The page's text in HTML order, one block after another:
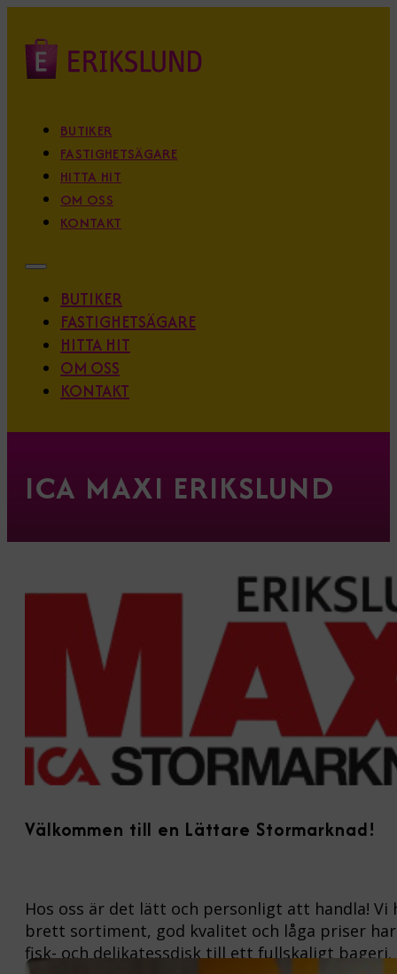
BUTIKER
FASTIGHETSÄGARE
HITTA HIT
OM OSS
KONTAKT
BUTIKER
FASTIGHETSÄGARE
HITTA HIT
OM OSS
KONTAKT
ICA MAXI ERIKSLUND
Välkommen till en Lättare Stormarknad!
Hos oss är det lätt och personligt att handla!
brett sortiment, god kvalitet och låga priser
fisk- och delikatessdisk till ett fullskaligt bageri.